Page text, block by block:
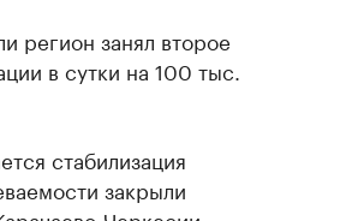
регион занял второе
в сутки на 100 тыс.
стабилизация
закрыли